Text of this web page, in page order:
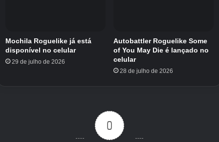
Você também atribui paradas de elevador,
adiciona Sky Lobbies para contornar grandes
seções de um edifício e implanta táxis
incentiva a rejogabilidade. Alcançar uma
classificação de três estrelas representa o
Mochila Roguelike já está
disponível no celular
29 de julho de 2026
Autobattler Roguelike Some
of You May Die é lançado no
celular
28 de julho de 2026
0